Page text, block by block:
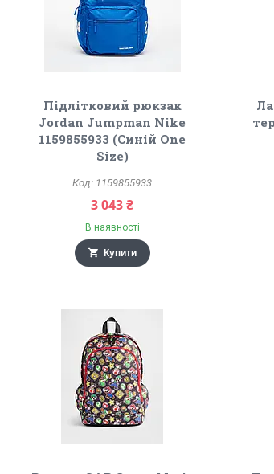
Підлітковий рюкзак
Jordan Jumpman Nike
1159855933 (Синій One
Size)
1159855933
3 043 ₴
В наявності
Купити